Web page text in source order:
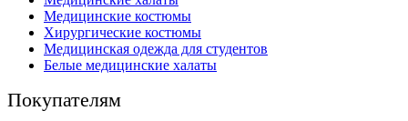
Медицинские костюмы
Хирургические костюмы
Медицинская одежда для студентов
Белые медицинские халаты
Покупателям